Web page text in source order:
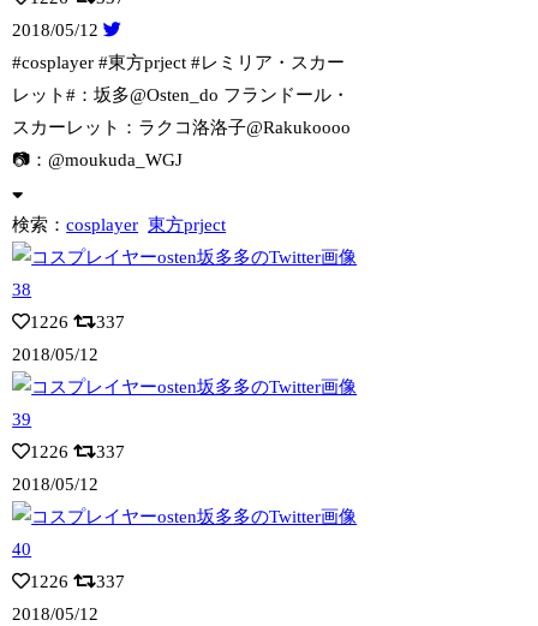
2018/05/12
#cosplayer #東方prject #レミリア・スカー
レット#：坂多@Osten_do フランドール・
スカーレット：ラクコ洛洛子@Rakukoooo
📷：@moukuda_WGJ
検索：cosplayer 東方prject
1226
337
2018/05/12
1226
337
2018/05/12
1226
337
2018/05/12